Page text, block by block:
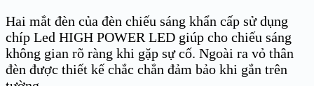
Hai mắt đèn của đèn chiếu sáng khẩn cấp sử dụng
chíp Led HIGH POWER LED giúp cho chiếu sáng
không gian rõ ràng khi gặp sự cố. Ngoài ra vỏ thân
đèn được thiết kế chắc chắn đảm bảo khi gắn trên